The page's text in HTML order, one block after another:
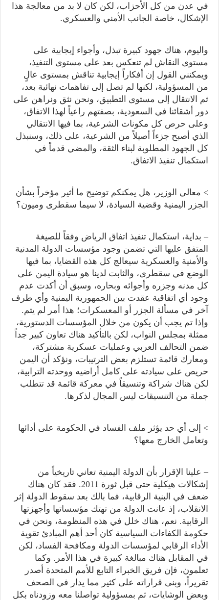
في عدن من كل الأحزاب، لكن كان لا بد من معالجة هذا
الإشكال، خاصة الجانب الأمني والعسكري.
واليوم، هناك جهود كبيرة تبذل، وأجواء إيجابية على
مستوى النقاش لم تنعكس بعد على مستوى التنفيذ،
ويمكنني القول إن أفكاراً إيجابية تناقش بمستوى عالٍ
من المسؤولية، لكنها لم تصل إلى تفاهمات نهائية بعد،
ثم الانتقال إلى مستوى التطبيق، ونحن نثق ونراهن على
دور أشقائنا في السعودية، بصفتهم راعياً لهذا الاتفاق،
وعلى حرص كل مكونات الشرعية، بما فيها الانتقالي
الذي أصبح جزءاً أصيلاً من الشرعية، على ذلك، وسنبذل
كل الجهود المطلوبة لبناء الثقة، والمضي قدماً في
استكمال تنفيذ الاتفاق.
> معالي الوزير، هل يمكنكم توضيح ما أثير مؤخراً بشأن
الجزر اليمنية وقضية السيادة، لا سيما سقطرى وميون؟
– بداية، استكمال تنفيذ اتفاق الرياض وفقاً للصيغة
المتفق عليها التي تضمن وجود مؤسسات الدولة المدنية
والأمنية والعسكرية سيعالج كل هذه القضايا، بما فيها
الوضع في سقطرى، والثابت لدينا هو سيادة اليمن على
كل مدنه وجزره وأجوائه وبحاره، وسبق أن أكدت عدم
وجود أي اتفاقية عقدت بين الجمهورية اليمنية وأي طرف
آخر في مسألة الجزر أو المعسكرات؛ هذا أمر لم يتم.
وإذا تم يجب أن يكون من خلال المؤسسات الدستورية،
ممثلة بمجلس النواب، لكن بالتأكيد هناك تعاون كبير جداً
ضمن التحالف العربي وعمليات عسكرية مشتركة،
ومعارك قائمة تستلزم بعض الترتيبات، ونؤكد أن اليمن
حريص على سيادته على كامل أراضيه ووحدته الترابية،
لكن هناك شراكة وتنسيقاً في معركة قائمة قد تتطلب
جملة من التنسيقات ليس المجال لذكرها.
> إلى أي حد يؤثر ملف الفساد في الحكومة على أدائها
وتعامل الخارج معها؟
– علينا الإقرار بأن الدولة اليمنية تعاني تاريخياً من
إشكالات هيكلية حتى قبل ثورة 2011. فقد كان هناك
ضعف في البنية الرقابية، فما بالك بعد سقوط الدولة إثر
الانقلاب، إذ عانت الدولة من تهتك مؤسساتها وأجهزتها
الرقابية. نعم، هناك خلل في هذه المنظومة، ونحن في
حكومة الكفاءات السياسية كان أحد أهم المبادئ تقوية
الأداء الرقابي لمؤسسات الدولة ومكافحة الفساد، لكن
في المقابل هناك مبالغة كبيرة في هذا الأمر. وكما
تعلمون، فإن فريق الخبراء التابع للأمم المتحدة أصدر
تقريراً، وبنى قراراته على كثير مما يدار في الصحف
وبعض الوشايات، ثم بمسؤولية تواصلنا معه وزودناه بكل